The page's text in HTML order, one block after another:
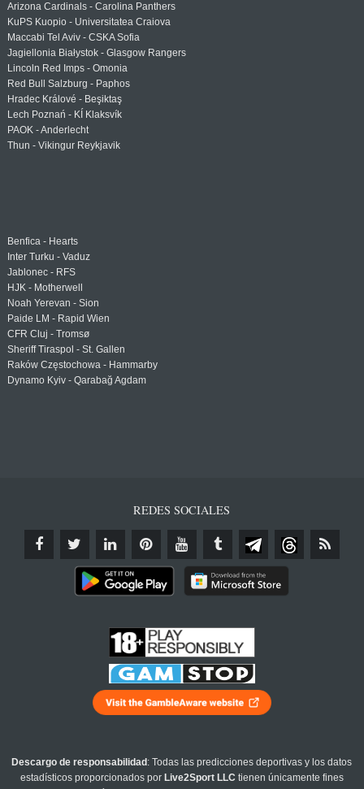
Arizona Cardinals - Carolina Panthers
KuPS Kuopio - Universitatea Craiova
Maccabi Tel Aviv - CSKA Sofia
Jagiellonia Białystok - Glasgow Rangers
Lincoln Red Imps - Omonia
Red Bull Salzburg - Paphos
Hradec Králové - Beşiktaş
Lech Poznań - KÍ Klaksvík
PAOK - Anderlecht
Thun - Vikingur Reykjavik
Benfica - Hearts
Inter Turku - Vaduz
Jablonec - RFS
HJK - Motherwell
Noah Yerevan - Sion
Paide LM - Rapid Wien
CFR Cluj - Tromsø
Sheriff Tiraspol - St. Gallen
Raków Częstochowa - Hammarby
Dynamo Kyiv - Qarabağ Agdam
REDES SOCIALES
Descargo de responsabilidad : Todas las predicciones deportivas y los datos
estadísticos proporcionados por Live2Sport LLC tienen únicamente fines